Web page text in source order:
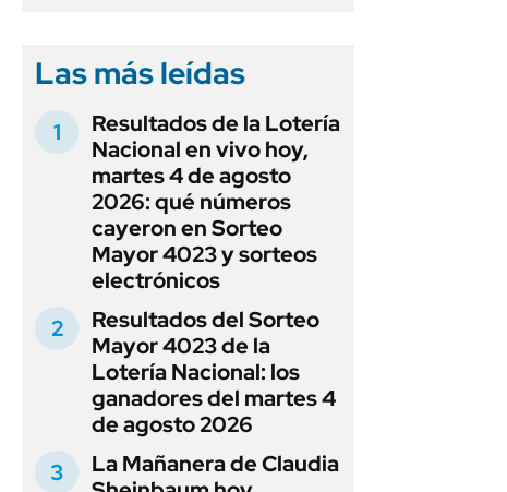
Las más leídas
Resultados de la Lotería
Nacional en vivo hoy,
martes 4 de agosto
2026: qué números
cayeron en Sorteo
Mayor 4023 y sorteos
electrónicos
Resultados del Sorteo
Mayor 4023 de la
Lotería Nacional: los
ganadores del martes 4
de agosto 2026
La Mañanera de Claudia